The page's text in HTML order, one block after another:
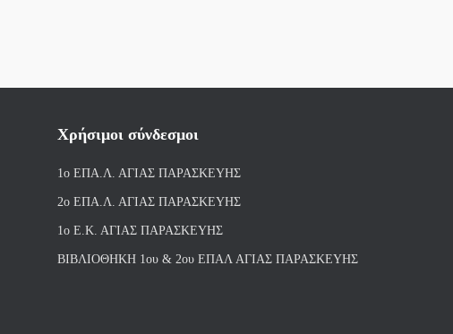
Χρήσιμοι σύνδεσμοι
1ο ΕΠΑ.Λ. ΑΓΙΑΣ ΠΑΡΑΣΚΕΥΗΣ
2ο ΕΠΑ.Λ. ΑΓΙΑΣ ΠΑΡΑΣΚΕΥΗΣ
1ο Ε.Κ. ΑΓΙΑΣ ΠΑΡΑΣΚΕΥΗΣ
ΒΙΒΛΙΟΘΗΚΗ 1ου & 2ου ΕΠΑΛ ΑΓΙΑΣ ΠΑΡΑΣΚΕΥΗΣ